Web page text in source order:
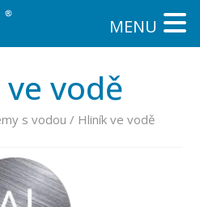
MENU
vodě
s vodou / Hliník ve vodě